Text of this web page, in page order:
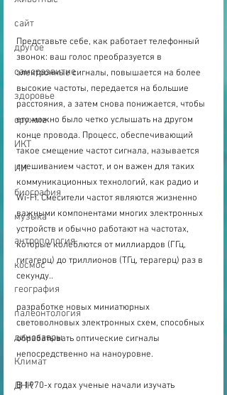
сайт
другое
саморазвитие
здоровье
оружие
ИКТ
ИИ
биография
музыка
антропология
космос
география
палеонтология
динозавры
Климат
ДНК
Представьте себе, как работает телефонный
звонок: ваш голос преобразуется в
электронные сигналы, повышается на более
высокие частоты, передается на большие
расстояния, а затем снова понижается, чтобы
его можно было четко услышать на другом
конце провода. Процесс, обеспечивающий
такое смещение частот сигнала, называется
смешиванием частот, и он важен для таких
коммуникационных технологий, как радио и
Wi-Fi. Смесители частот являются жизненно
важными компонентами многих электронных
устройств и обычно работают на частотах,
которые колеблются от миллиардов (ГГц,
гигагерц) до триллионов (ТГц, терагерц) раз в
секунду..
разработке новых миниатюрных
световолновых электронных схем, способных
обрабатывать оптические сигналы
непосредственно на наноуровне.
В 1970-х годах ученые начали изучать